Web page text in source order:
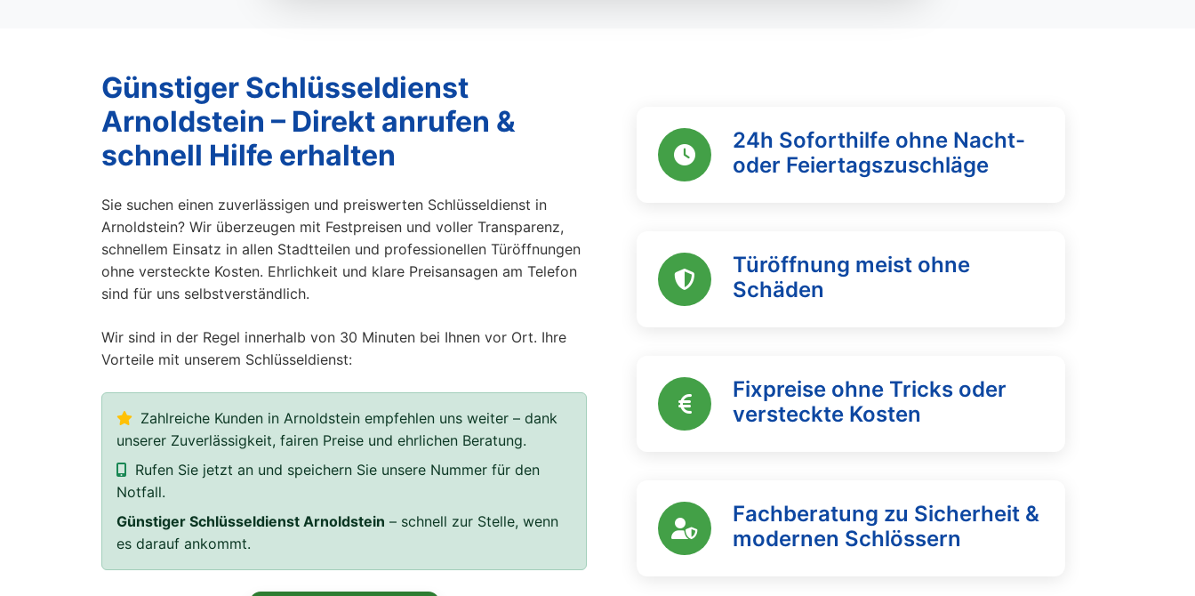
Günstiger Schlüsseldienst
Arnoldstein – Direkt anrufen &
schnell Hilfe erhalten
Sie suchen einen zuverlässigen und preiswerten Schlüsseldienst in
Arnoldstein? Wir überzeugen mit Festpreisen und voller Transparenz,
schnellem Einsatz in allen Stadtteilen und professionellen Türöffnungen
ohne versteckte Kosten. Ehrlichkeit und klare Preisansagen am Telefon
sind für uns selbstverständlich.
Wir sind in der Regel innerhalb von 30 Minuten bei Ihnen vor Ort. Ihre
Vorteile mit unserem Schlüsseldienst:
Zahlreiche Kunden in Arnoldstein empfehlen uns weiter – dank
unserer Zuverlässigkeit, fairen Preise und ehrlichen Beratung.
Rufen Sie jetzt an und speichern Sie unsere Nummer für den
Notfall.
Günstiger Schlüsseldienst Arnoldstein – schnell zur Stelle, wenn
es darauf ankommt.
24h Soforthilfe ohne Nacht-
oder Feiertagszuschläge
Türöffnung meist ohne
Schäden
Fixpreise ohne Tricks oder
versteckte Kosten
Fachberatung zu Sicherheit &
modernen Schlössern